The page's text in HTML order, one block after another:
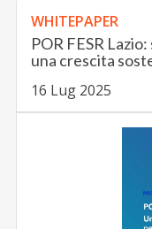
WHITEPAPER
POR FESR
una crescita
16 Lug 2025